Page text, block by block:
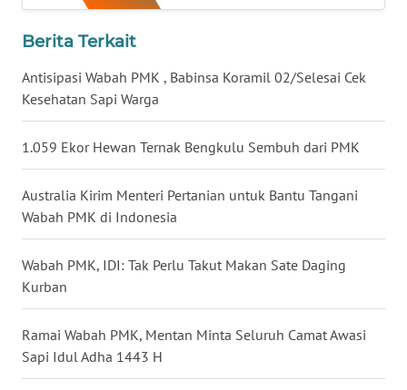
Berita Terkait
Antisipasi Wabah PMK , Babinsa Koramil 02/Selesai Cek
Kesehatan Sapi Warga
1.059 Ekor Hewan Ternak Bengkulu Sembuh dari PMK
Australia Kirim Menteri Pertanian untuk Bantu Tangani
Wabah PMK di Indonesia
Wabah PMK, IDI: Tak Perlu Takut Makan Sate Daging
Kurban
Ramai Wabah PMK, Mentan Minta Seluruh Camat Awasi
Sapi Idul Adha 1443 H
BABEL
WN
WN
WN
LAMPUNG
WN
JATENG